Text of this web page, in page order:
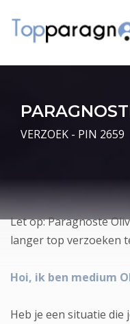
VERZOEK - PIN 2659
Let op: Paragnoste
langer top verzoeken
Hoi, ik ben medium
Heb je een situatie